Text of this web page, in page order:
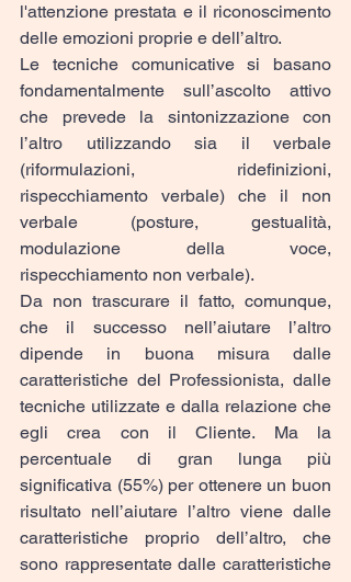
l'attenzione prestata e il riconoscimento
delle emozioni proprie e dell’altro.
Le tecniche comunicative si basano
fondamentalmente sull’ascolto attivo
che prevede la sintonizzazione con
l’altro utilizzando sia il verbale
(riformulazioni, ridefinizioni,
rispecchiamento verbale) che il non
verbale (posture, gestualità,
modulazione della voce,
rispecchiamento non verbale).
Da non trascurare il fatto, comunque,
che il successo nell’aiutare l’altro
dipende in buona misura dalle
caratteristiche del Professionista, dalle
tecniche utilizzate e dalla relazione che
egli crea con il Cliente. Ma la
percentuale di gran lunga più
significativa (55%) per ottenere un buon
risultato nell’aiutare l’altro viene dalle
caratteristiche proprio dell’altro, che
sono rappresentate dalle caratteristiche